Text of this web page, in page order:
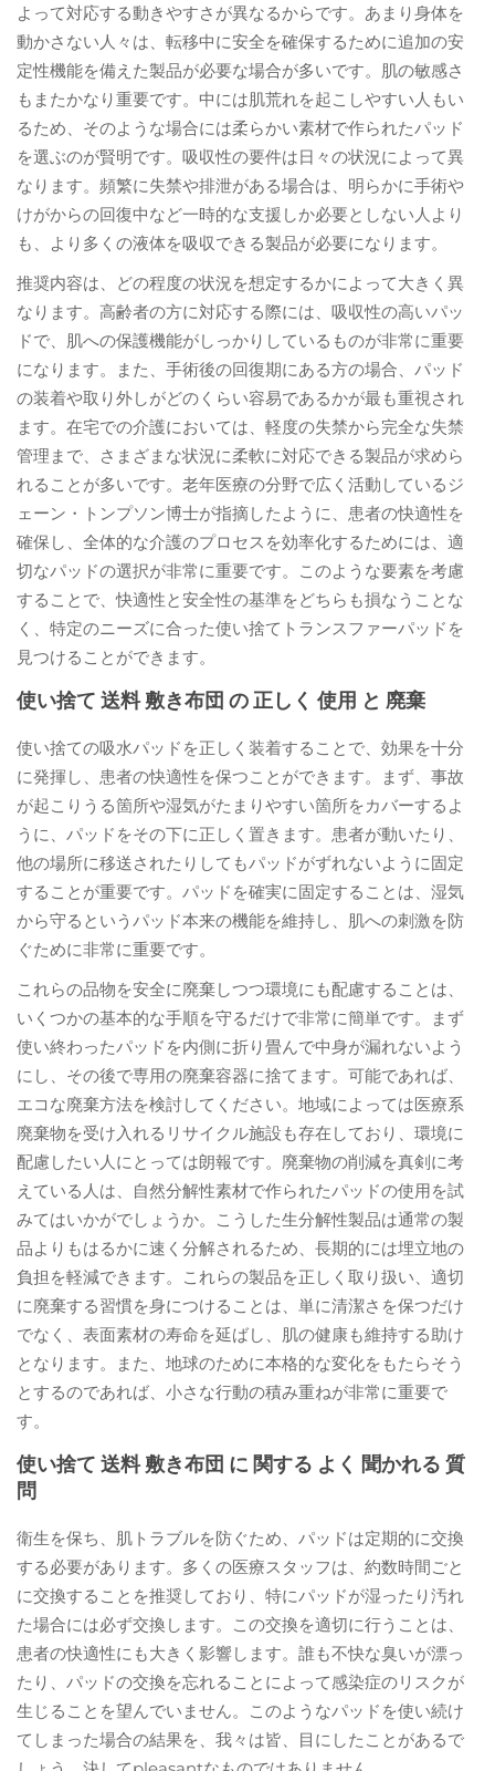
よって対応する動きやすさが異なるからです。あまり身体を
動かさない人々は、転移中に安全を確保するために追加の安
定性機能を備えた製品が必要な場合が多いです。肌の敏感さ
もまたかなり重要です。中には肌荒れを起こしやすい人もい
るため、そのような場合には柔らかい素材で作られたパッド
を選ぶのが賢明です。吸収性の要件は日々の状況によって異
なります。頻繁に失禁や排泄がある場合は、明らかに手術や
けがからの回復中など一時的な支援しか必要としない人より
も、より多くの液体を吸収できる製品が必要になります。
推奨内容は、どの程度の状況を想定するかによって大きく異
なります。高齢者の方に対応する際には、吸収性の高いパッ
ドで、肌への保護機能がしっかりしているものが非常に重要
になります。また、手術後の回復期にある方の場合、パッド
の装着や取り外しがどのくらい容易であるかが最も重視され
ます。在宅での介護においては、軽度の失禁から完全な失禁
管理まで、さまざまな状況に柔軟に対応できる製品が求めら
れることが多いです。老年医療の分野で広く活動しているジ
ェーン・トンプソン博士が指摘したように、患者の快適性を
確保し、全体的な介護のプロセスを効率化するためには、適
切なパッドの選択が非常に重要です。このような要素を考慮
することで、快適性と安全性の基準をどちらも損なうことな
く、特定のニーズに合った使い捨てトランスファーパッドを
見つけることができます。
使い捨て 送料 敷き布団 の 正しく 使用 と 廃棄
使い捨ての吸水パッドを正しく装着することで、効果を十分
に発揮し、患者の快適性を保つことができます。まず、事故
が起こりうる箇所や湿気がたまりやすい箇所をカバーするよ
うに、パッドをその下に正しく置きます。患者が動いたり、
他の場所に移送されたりしてもパッドがずれないように固定
することが重要です。パッドを確実に固定することは、湿気
から守るというパッド本来の機能を維持し、肌への刺激を防
ぐために非常に重要です。
これらの品物を安全に廃棄しつつ環境にも配慮することは、
いくつかの基本的な手順を守るだけで非常に簡単です。まず
使い終わったパッドを内側に折り畳んで中身が漏れないよう
にし、その後で専用の廃棄容器に捨てます。可能であれば、
エコな廃棄方法を検討してください。地域によっては医療系
廃棄物を受け入れるリサイクル施設も存在しており、環境に
配慮したい人にとっては朗報です。廃棄物の削減を真剣に考
えている人は、自然分解性素材で作られたパッドの使用を試
みてはいかがでしょうか。こうした生分解性製品は通常の製
品よりもはるかに速く分解されるため、長期的には埋立地の
負担を軽減できます。これらの製品を正しく取り扱い、適切
に廃棄する習慣を身につけることは、単に清潔さを保つだけ
でなく、表面素材の寿命を延ばし、肌の健康も維持する助け
となります。また、地球のために本格的な変化をもたらそう
とするのであれば、小さな行動の積み重ねが非常に重要で
す。
使い捨て 送料 敷き布団 に 関する よく 聞かれる 質
問
衛生を保ち、肌トラブルを防ぐため、パッドは定期的に交換
する必要があります。多くの医療スタッフは、約数時間ごと
に交換することを推奨しており、特にパッドが湿ったり汚れ
た場合には必ず交換します。この交換を適切に行うことは、
患者の快適性にも大きく影響します。誰も不快な臭いが漂っ
たり、パッドの交換を忘れることによって感染症のリスクが
生じることを望んでいません。このようなパッドを使い続け
てしまった場合の結果を、我々は皆、目にしたことがあるで